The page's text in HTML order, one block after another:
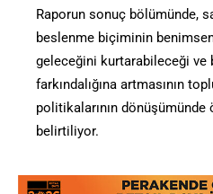
Raporun sonuç bölümünde,
beslenme biçiminin
geleceğini kurtarabileceği ve
farkındalığına artmasının
politikalarının
belirtiliyor.